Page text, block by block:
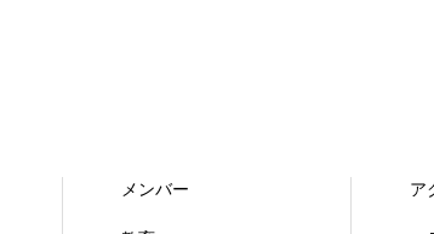
メンバー ア